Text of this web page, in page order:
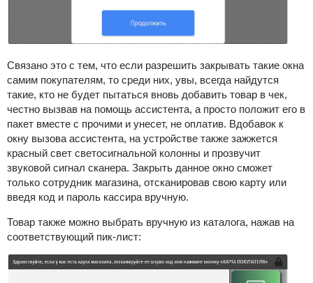
Связано это с тем, что если разрешить закрывать такие окна
самим покупателям, то среди них, увы, всегда найдутся
такие, кто не будет пытаться вновь добавить товар в чек,
честно вызвав на помощь ассистента, а просто положит его в
пакет вместе с прочими и унесет, не оплатив. Вдобавок к
окну вызова ассистента, на устройстве также зажжется
красный свет светосигнальной колонны и прозвучит
звуковой сигнал сканера. Закрыть данное окно сможет
только сотрудник магазина, отсканировав свою карту или
введя код и пароль кассира вручную.
Товар также можно выбрать вручную из каталога, нажав на
соответствующий пик-лист: